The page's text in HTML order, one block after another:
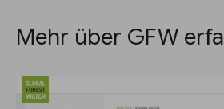
Mehr über GFW